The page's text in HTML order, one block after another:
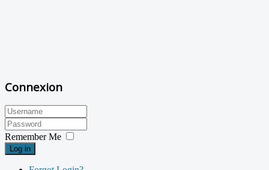
Connexion
Remember Me
Log in